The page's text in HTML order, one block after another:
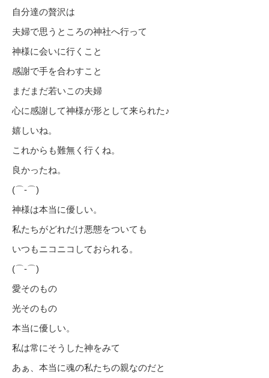
自分達の贅沢は
夫婦で思うところの神社へ行って
神様に会いに行くこと
感謝で手を合わすこと
まだまだ若いこの夫婦
心に感謝して神様が形として来られた♪
嬉しいね。
これからも難無く行くね。
良かったね。
(⌒‐⌒)
神様は本当に優しい。
私たちがどれだけ悪態をついても
いつもニコニコしておられる。
(⌒‐⌒)
愛そのもの
光そのもの
本当に優しい。
私は常にそうした神をみて
あぁ、本当に魂の私たちの親なのだと